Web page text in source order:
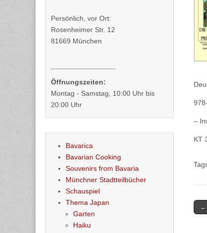
–
KT
←
Persönlich, vor Ort:
Rosenheimer Str. 12
81669 München
Öffnungszeiten:
Montag - Samstag, 10:00 Uhr bis
20:00 Uhr
Bavarica
Bavarian Cooking
Souvenirs from Bavaria
Münchner Stadtteilbücher
Schauspiel
Thema Japan
Garten
Haiku